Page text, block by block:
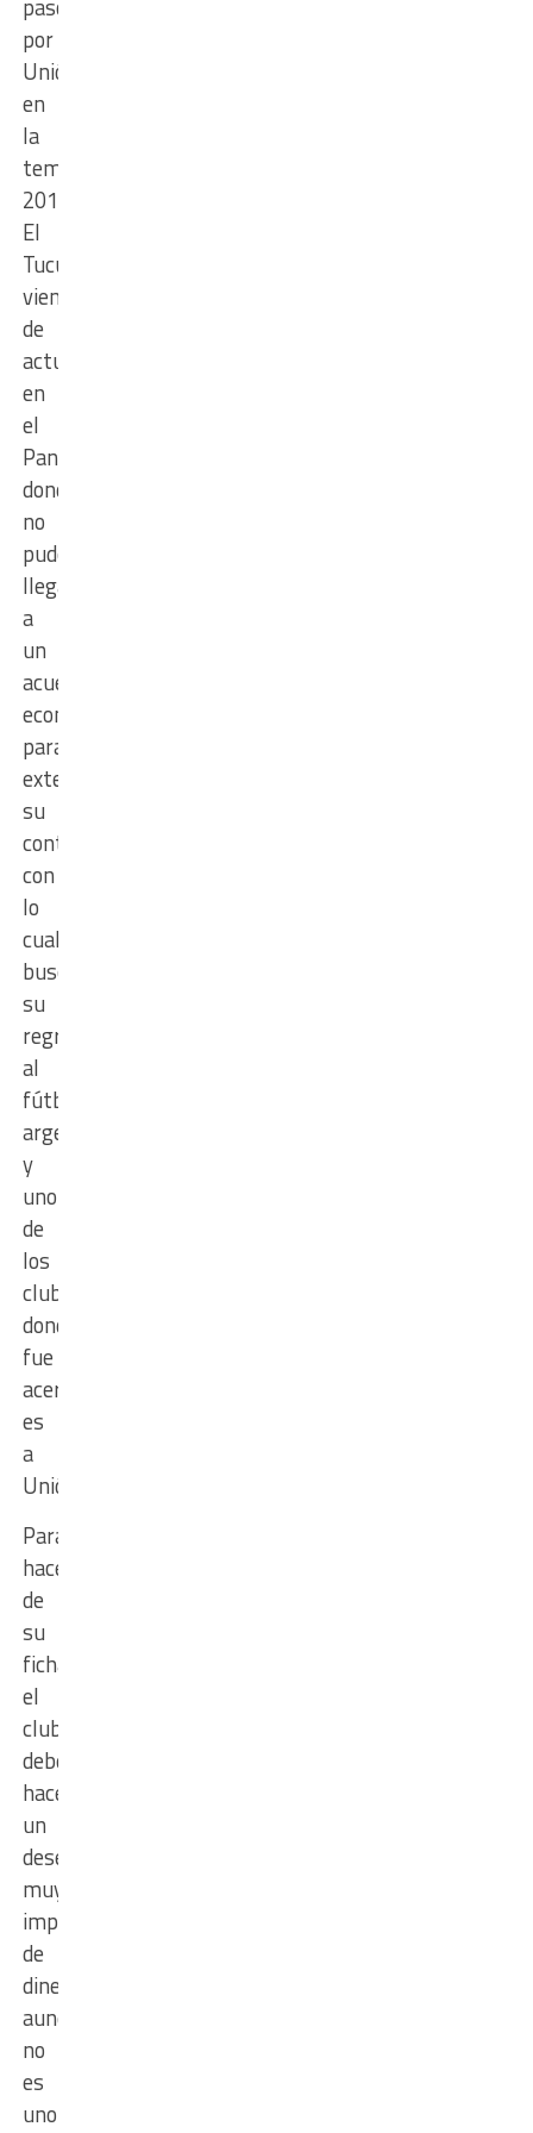
paso
por
Unión
en
la
temporada
2013/2014.
El
Tucu
viene
de
actuar
en
el
Panathinaikos,
donde
no
pudo
llegar
a
un
acuerdo
económico
para
extender
su
contrato,
con
lo
cual
busca
su
regreso
al
fútbol
argentino,
y
uno
de
los
clubes
donde
fue
acercado
es
a
Unión.
Para
hacerse
de
su
ficha,
el
club
debería
hacer
un
desembolso
muy
importante
de
dinero,
aunque
no
es
uno